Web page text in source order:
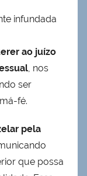
infundada
ao juízo
, nos
ser
fé.
pela
que possa